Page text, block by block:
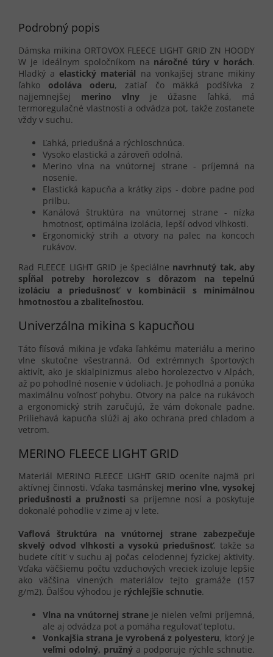
Podrobný popis
Dámska mikina ORTOVOX FLEECE LIGHT GRID ZN HOODY
W je ideálnym spoločníkom na náročné túry v horách.
Hladký a elastický materiál na vonkajšej strane mikiny
ľahko odoláva oderu, zatiaľ čo mäkká podšívka z
najjemnejšej merino vlny je úžasne ľahká, má
termoregulačné vlastnosti a odvádza pot, takže zostanete
vždy v suchu.
Ľahká, priedušná a rýchloschnúca.
Vysoko elastická a zároveň odolná.
Merino vlna na vnútornej strane - príjemná na
nosenie.
Elastická kapucňa a krátky zips - dobre padne pod
prilbu.
Kanálová štruktúra na vnútornej strane - nízka
hmotnosť, optimálna izolácia, lepší odvod vlhkosti.
Ergonomický strih a otvory na palec na koncoch
rukávov.
Rad FLEECE LIGHT GRID je špeciálne navrhnutý tak, aby
spĺňal potreby horolezcov s dôrazom na tepelnú
izoláciu a priedušnosť v kombinácii s minimálnou
hmotnosťou a zbaliteľnosťou.
Univerzálna mikina s kapucňou
Táto flísová mikina je vďaka ľahkému materiálu a merino
vlne skutočne všestranná. Od extrémnych športových
aktivít, ako je skialpinizmus alebo horolezectvo v Alpách,
až po pohodlné nosenie v údoliach. Je pohodlná a ponúka
maximálnu voľnosť pohybu. Otvory na palce na rukávoch
a ergonomický strih zaručujú, že vám dokonale padne.
Priliehavá kapucňa slúži aj ako ochrana pred chladom a
vetrom.
MERINO FLEECE LIGHT GRID
Materiál MERINO FLEECE LIGHT GRID oceníte najmä pri
aktívnej činnosti. Vďaka tasmánskej merino vlne, vysokej
priedušnosti a pružnosti sa príjemne nosí a poskytuje
dokonalé pohodlie v zime aj v lete.
Vaflová štruktúra na vnútornej strane zabezpečuje
skvelý odvod vlhkosti a vysokú priedušnosť, takže sa
budete cítiť v suchu aj počas celodennej fyzickej aktivity.
Vďaka väčšiemu počtu vzduchových vreciek izoluje lepšie
ako väčšina vlnených materiálov tejto gramáže (157
g/m2). Ďalšou výhodou je rýchlejšie schnutie.
Vlna na vnútornej strane je nielen veľmi príjemná,
ale aj odvádza pot a pomáha regulovať teplotu.
Vonkajšia strana je vyrobená z polyesteru, ktorý je
veľmi odolný, pružný a podporuje rýchle schnutie.